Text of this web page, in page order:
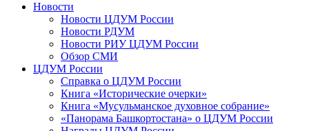
Новости
Новости ЦДУМ России
Новости РДУМ
Новости РИУ ЦДУМ России
Обзор СМИ
ЦДУМ России
Справка о ЦДУМ России
Книга «Исторические очерки»
Книга «Мусульманское духовное собрание»
«Панорама Башкортостана» о ЦДУМ России